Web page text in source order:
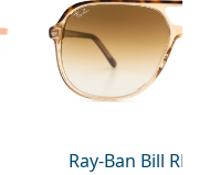
Ray-Ban Bill